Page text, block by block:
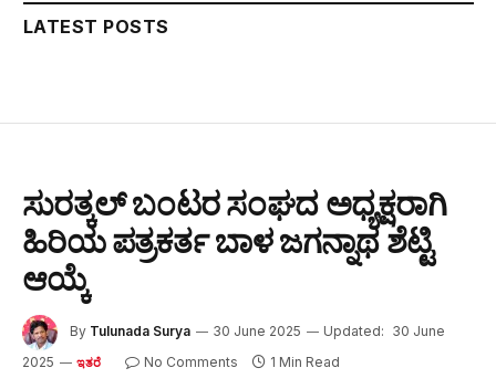
LATEST POSTS
ಸುರತ್ಕಲ್ ಬಂಟರ ಸಂಘದ ಅಧ್ಯಕ್ಷರಾಗಿ
ಹಿರಿಯ ಪತ್ರಕರ್ತ ಬಾಳ ಜಗನ್ನಾಥ ಶೆಟ್ಟಿ
ಆಯ್ಕೆ
By Tulunada Surya 30 June 2025 Updated: 30 June
2025
ಇತರೆ No Comments 1 Min Read